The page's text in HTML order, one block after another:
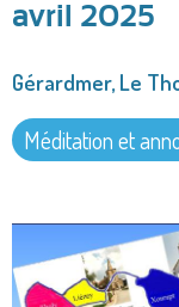
êtes
ici
avril 2025
Gérardmer, Le
Méditation et